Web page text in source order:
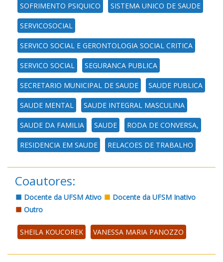
SOFRIMENTO PSIQUICO SISTEMA UNICO DE SAUDE
SERVICOSOCIAL
SERVICO SOCIAL E GERONTOLOGIA SOCIAL CRITICA
SERVICO SOCIAL SEGURANCA PUBLICA
SECRETARIO MUNICIPAL DE SAUDE SAUDE PUBLICA
SAUDE MENTAL SAUDE INTEGRAL MASCULINA
SAUDE DA FAMILIA SAUDE RODA DE CONVERSA,
RESIDENCIA EM SAUDE RELACOES DE TRABALHO
Coautores:
Docente da UFSM Ativo
Docente da UFSM Inativo
Outro
SHEILA KOUCOREK VANESSA MARIA PANOZZO